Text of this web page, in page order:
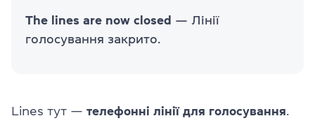
The lines are now closed — Лінії
голосування закрито.
Lines тут — телефонні лінії для голосування.